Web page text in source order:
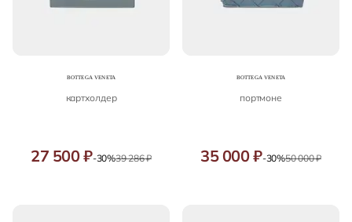
картхолдер
27 500 ₽-30%39 286 ₽
портмоне
35 000 ₽-30%50 000 ₽